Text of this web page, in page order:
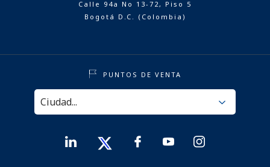
Calle 94a No 13-72, Piso 5
Bogotá D.C. (Colombia)
PUNTOS DE VENTA